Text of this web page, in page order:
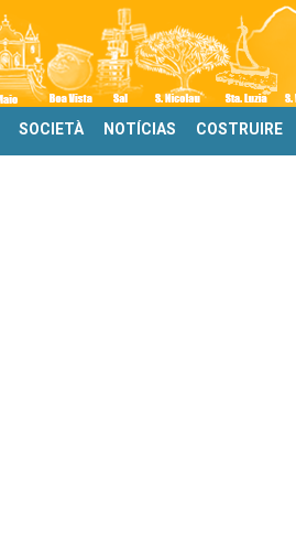
SOCIETÀ NOTÍCIAS COSTRUIRE